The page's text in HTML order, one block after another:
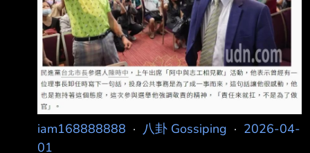
的意願，儘管外界傳言 甚囂塵上。他表示，自
己原本也認為參選人選會是鄭麗君，甚至在立法
院總質詢時都會給 對方加
iam168888888 · 八卦 Gossiping · 2026-04-
01